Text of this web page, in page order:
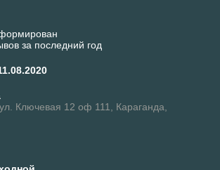
за последний год
Ключевая 12 оф 111, Караганда,